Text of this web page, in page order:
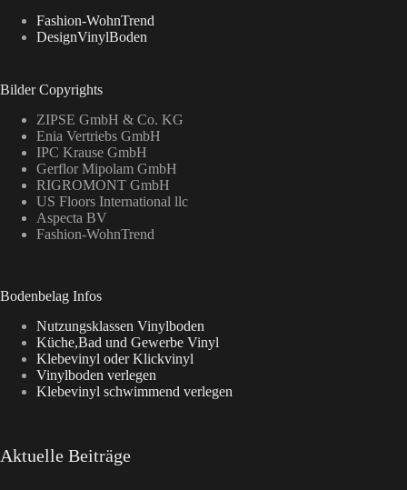
Fashion-WohnTrend
DesignVinylBoden
Bilder Copyrights
ZIPSE GmbH & Co. KG
Enia Vertriebs GmbH
IPC Krause GmbH
Gerflor Mipolam GmbH
RIGROMONT GmbH
US Floors International llc
Aspecta BV
Fashion-WohnTrend
Bodenbelag Infos
Nutzungsklassen Vinylboden
Küche,Bad und Gewerbe Vinyl
Klebevinyl oder Klickvinyl
Vinylboden verlegen
Klebevinyl schwimmend verlegen
Aktuelle Beiträge